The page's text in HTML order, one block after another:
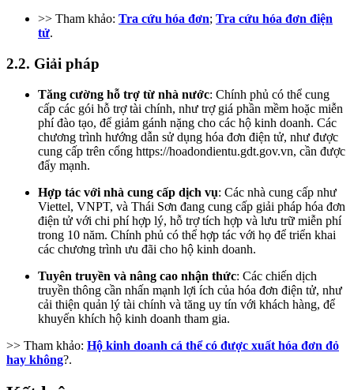
>> Tham khảo: Tra cứu hóa đơn; Tra cứu hóa đơn điện
tử.
2.2. Giải pháp
Tăng cường hỗ trợ từ nhà nước: Chính phủ có thể cung
cấp các gói hỗ trợ tài chính, như trợ giá phần mềm hoặc miễn
phí đào tạo, để giảm gánh nặng cho các hộ kinh doanh. Các
chương trình hướng dẫn sử dụng hóa đơn điện tử, như được
cung cấp trên cổng https://hoadondientu.gdt.gov.vn, cần được
đẩy mạnh.
Hợp tác với nhà cung cấp dịch vụ: Các nhà cung cấp như
Viettel, VNPT, và Thái Sơn đang cung cấp giải pháp hóa đơn
điện tử với chi phí hợp lý, hỗ trợ tích hợp và lưu trữ miễn phí
trong 10 năm. Chính phủ có thể hợp tác với họ để triển khai
các chương trình ưu đãi cho hộ kinh doanh.
Tuyên truyền và nâng cao nhận thức: Các chiến dịch
truyền thông cần nhấn mạnh lợi ích của hóa đơn điện tử, như
cải thiện quản lý tài chính và tăng uy tín với khách hàng, để
khuyến khích hộ kinh doanh tham gia.
>> Tham khảo: Hộ kinh doanh cá thể có được xuất hóa đơn đỏ
hay không?.